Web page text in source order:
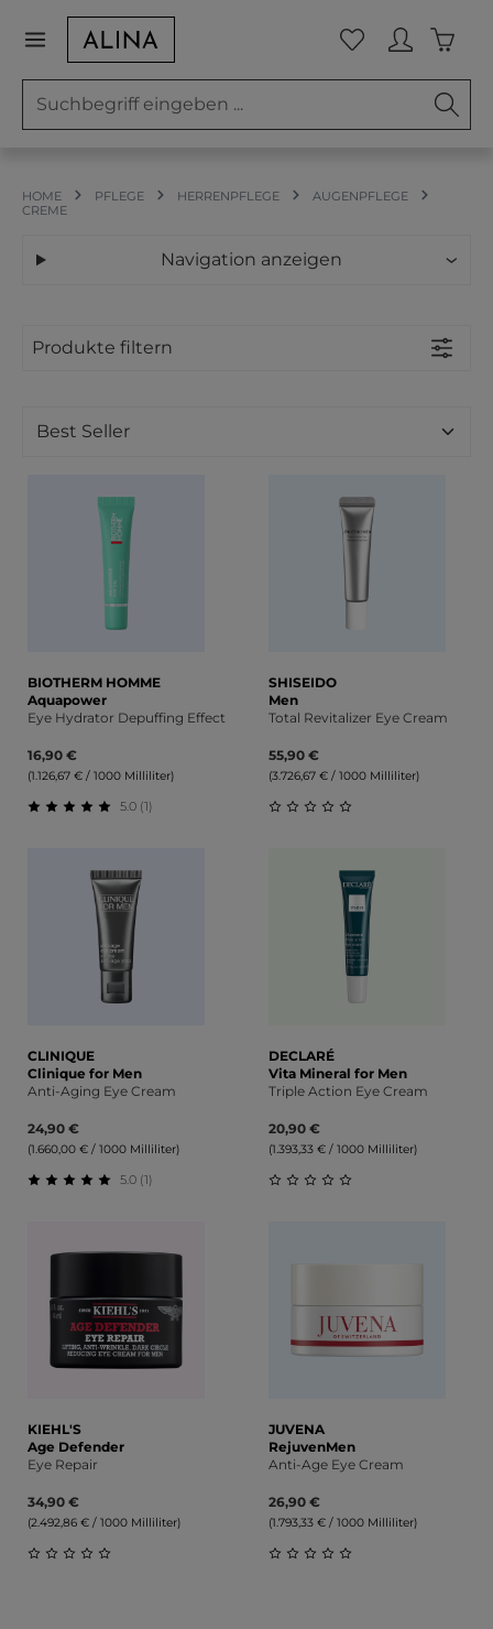
Zum Hauptinhalt springen Du hast 0
HOME PFLEGE HERRENPFLEGE
AUGENPFLEGE
CREME
Navigation anzeigen
Produkte filtern
BIOTHERM HOMME
Aquapower
Eye Hydrator Depuffing Effect
16,90 €
(1.126,67 € / 1000 Milliliter)
5.0 (1)
SHISEIDO
Men
Total Revitalizer Eye Cream
55,90 €
(3.726,67 € / 1000 Milliliter)
CLINIQUE
Clinique for Men
Anti-Aging Eye Cream
24,90 €
(1.660,00 € / 1000 Milliliter)
5.0 (1)
DECLARÉ
Vita Mineral for Men
Triple Action Eye Cream
20,90 €
(1.393,33 € / 1000 Milliliter)
KIEHL'S
Age Defender
Eye Repair
34,90 €
(2.492,86 € / 1000 Milliliter)
JUVENA
RejuvenMen
Anti-Age Eye Cream
26,90 €
(1.793,33 € / 1000 Milliliter)